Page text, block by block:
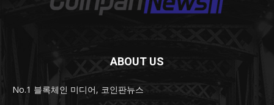
ABOUT US
No.1 블록체인 미디어, 코인판뉴스